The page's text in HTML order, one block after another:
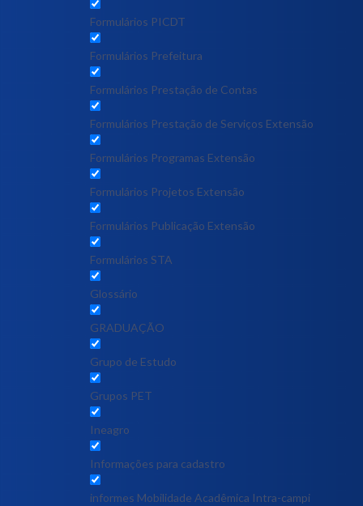
Formulários PICDT
Formulários Prefeitura
Formulários Prestação de Contas
Formulários Prestação de Serviços Extensão
Formulários Programas Extensão
Formulários Projetos Extensão
Formulários Publicação Extensão
Formulários STA
Glossário
GRADUAÇÃO
Grupo de Estudo
Grupos PET
Ineagro
Informações para cadastro
informes Mobilidade Acadêmica Intra-campi